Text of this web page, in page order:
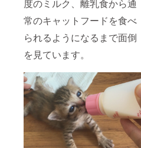
度のミルク、離乳食から通
常のキャットフードを食べ
られるようになるまで面倒
を見ています。